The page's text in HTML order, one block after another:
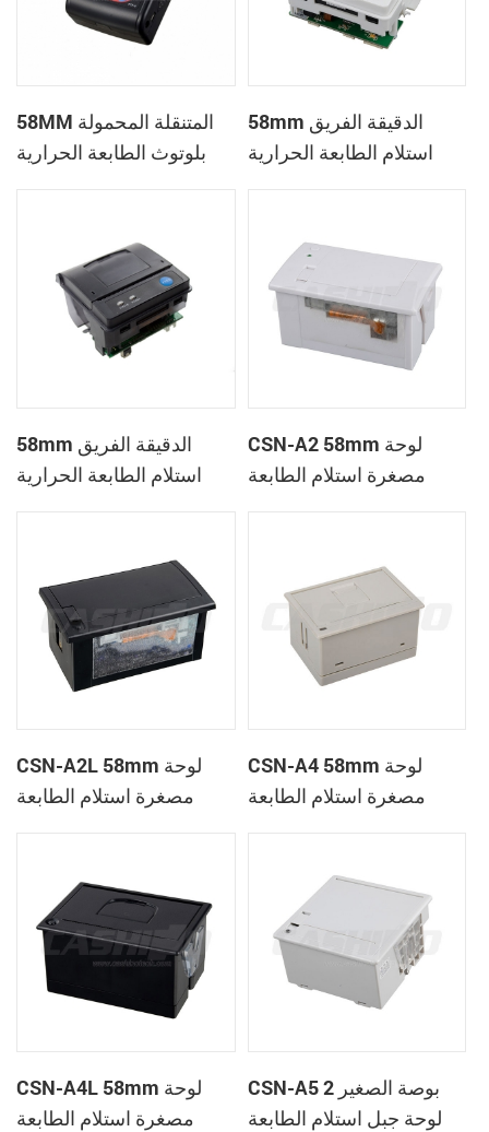
58MM المتنقلة المحمولة
بلوتوث الطابعة الحرارية
58mm الدقيقة الفريق
استلام الطابعة الحرارية
58mm الدقيقة الفريق
استلام الطابعة الحرارية
CSN-A2 58mm لوحة
مصغرة استلام الطابعة
CSN-A2L 58mm لوحة
مصغرة استلام الطابعة
CSN-A4 58mm لوحة
مصغرة استلام الطابعة
CSN-A4L 58mm لوحة
مصغرة استلام الطابعة
CSN-A5 2 بوصة الصغير
لوحة جبل استلام الطابعة